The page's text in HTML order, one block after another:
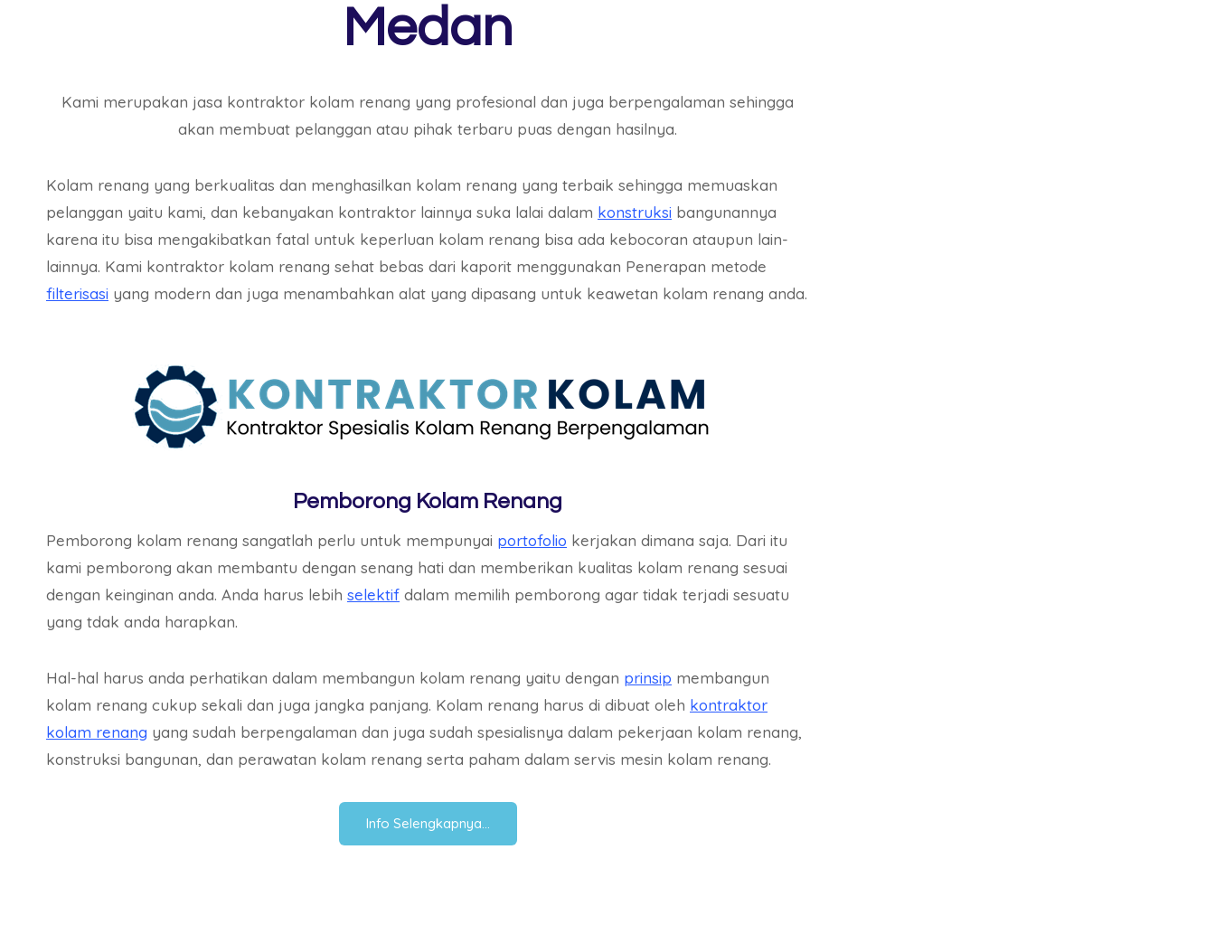
Medan
Kami merupakan jasa kontraktor kolam renang yang profesional dan juga berpengalaman sehingga
akan membuat pelanggan atau pihak terbaru puas dengan hasilnya.
Kolam renang yang berkualitas dan menghasilkan kolam renang yang terbaik sehingga memuaskan
pelanggan yaitu kami, dan kebanyakan kontraktor lainnya suka lalai dalam konstruksi bangunannya
karena itu bisa mengakibatkan fatal untuk keperluan kolam renang bisa ada kebocoran ataupun lain-
lainnya. Kami kontraktor kolam renang sehat bebas dari kaporit menggunakan Penerapan metode
filterisasi yang modern dan juga menambahkan alat yang dipasang untuk keawetan kolam renang anda.
Pemborong Kolam Renang
Pemborong kolam renang sangatlah perlu untuk mempunyai portofolio kerjakan dimana saja. Dari itu
kami pemborong akan membantu dengan senang hati dan memberikan kualitas kolam renang sesuai
dengan keinginan anda. Anda harus lebih selektif dalam memilih pemborong agar tidak terjadi sesuatu
yang tdak anda harapkan.
Hal-hal harus anda perhatikan dalam membangun kolam renang yaitu dengan prinsip membangun
kolam renang cukup sekali dan juga jangka panjang. Kolam renang harus di dibuat oleh kontraktor
kolam renang yang sudah berpengalaman dan juga sudah spesialisnya dalam pekerjaan kolam renang,
konstruksi bangunan, dan perawatan kolam renang serta paham dalam servis mesin kolam renang.
Info Selengkapnya…